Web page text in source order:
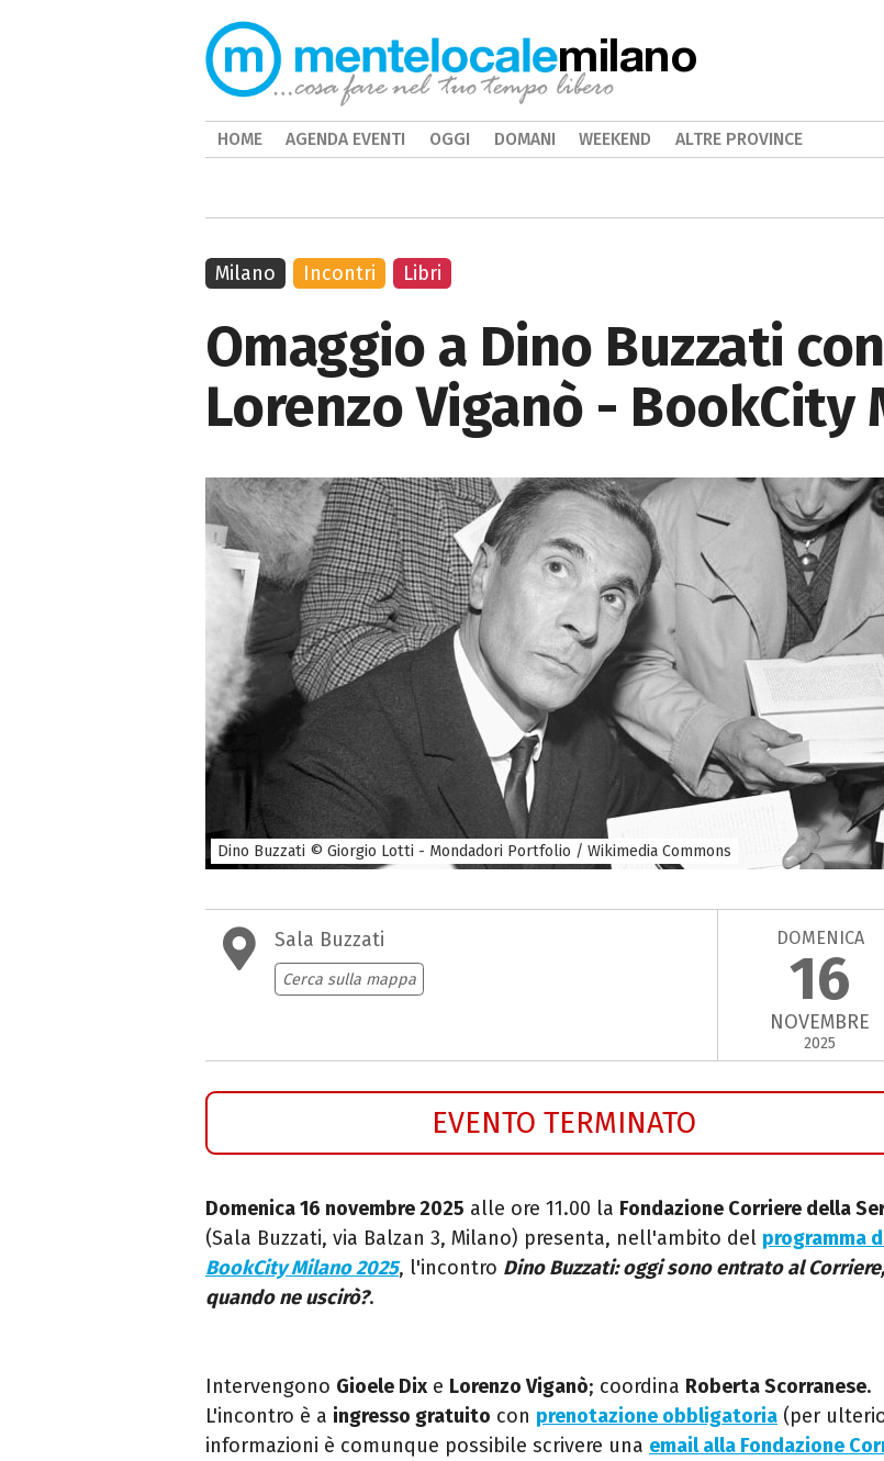
Omaggio a Dino Buzzati
Lorenzo Viganò - BookCity
Dino Buzzati © Giorgio Lotti - Mondadori Portfolio / Wikimedia Commons
Sala Buzzati
Cerca sulla mappa
DOMENICA
16
NOVEMBRE
2025
EVENTO TERMINATO
Domenica 16 novembre 2025 alle ore 11.00 la Fondazione Corriere della
(Sala Buzzati, via Balzan 3, Milano) presenta, nell'ambito del programma
BookCity Milano 2025, l'incontro Dino Buzzati: oggi sono entrato al Corriere,
quando ne uscirò?.
Intervengono Gioele Dixe Lorenzo Viganò; coordina Roberta Scorranese.
L'incontro è a ingresso gratuito con prenotazione obbligatoria (per
informazioni è comunque possibile scrivere una email alla Fondazione
Milano Incontri Libri
milano
HOME AGENDA EVENTI OGGI DOMANI WEEKEND ALTRE PROVINCE